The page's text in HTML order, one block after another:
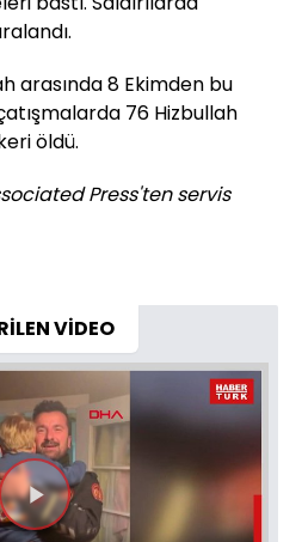
arasında 8 Ekimden bu
76 Hizbullah
öldü.
Press'ten servis
VİDEO
Videoyu